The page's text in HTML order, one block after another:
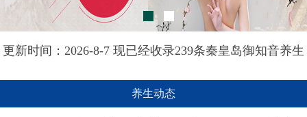
更新时间：2026-8-7 现已经收录239条秦皇岛御知音养生
养生动态